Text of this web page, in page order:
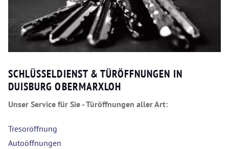
SCHLÜSSELDIENST & TÜRÖFFNUNGEN IN
DUISBURG OBERMARXLOH
Unser Service für Sie - Türöffnungen aller Art:
Tresoröffnung
Autoöffnungen